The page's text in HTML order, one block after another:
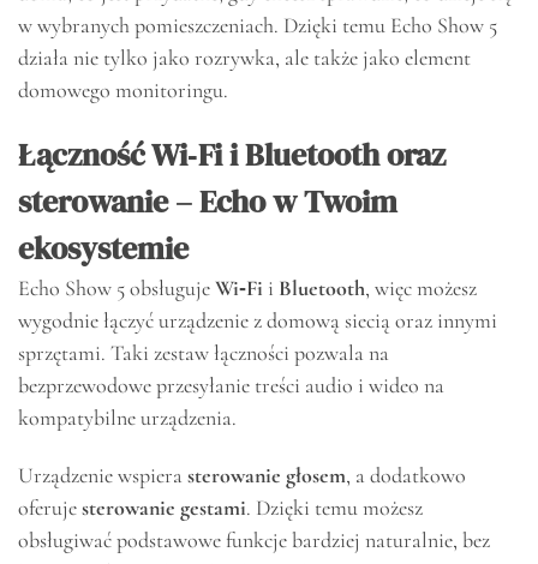
w wybranych pomieszczeniach. Dzięki temu Echo Show 5
działa nie tylko jako rozrywka, ale także jako element
domowego monitoringu.
Łączność Wi‑Fi i Bluetooth oraz
sterowanie – Echo w Twoim
ekosystemie
Echo Show 5 obsługujeWi‑Fi i Bluetooth, więc możesz
wygodnie łączyć urządzenie z domową siecią oraz innymi
sprzętami. Taki zestaw łączności pozwala na
bezprzewodowe przesyłanie treści audio i wideo na
kompatybilne urządzenia.
Urządzenie wspierasterowanie głosem, a dodatkowo
oferujesterowanie gestami. Dzięki temu możesz
obsługiwać podstawowe funkcje bardziej naturalnie, bez